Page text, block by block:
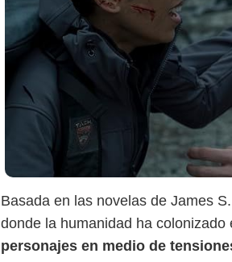
Basada en las novelas de James
donde la humanidad ha colonizado
personajes en medio de